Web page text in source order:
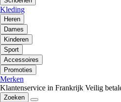
Kleding
Heren
Dames
Kinderen
Sport
Accessoires
Promoties
Merken
Klantenservice in Frankrijk Veilig
Zoeken